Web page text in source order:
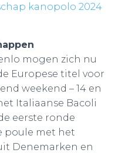
kanopolo 2024
mogen zich nu
Europese titel voor
weekend – 14 en
Italiaanse Bacoli
eerste ronde
poule met het
Denemarken en